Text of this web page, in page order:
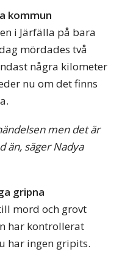
kommun
i Järfälla på bara
mördades två
några kilometer
nu om det finns
men det är
än, säger Nadya
gripna
mord och grovt
har kontrollerat
har ingen gripits.